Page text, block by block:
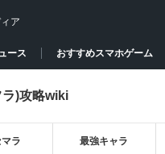
ア
ース おすすめスマホゲーム
ラ)攻略wiki
マラ 最強キャラ